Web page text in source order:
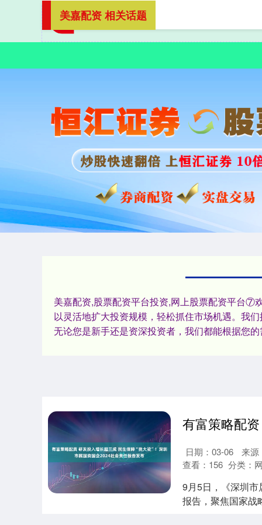
美嘉配资,股票配资平台投资,网上股票配资平台⑦
以灵活地扩大投资规模，轻松抓住市场机遇。我
无论您是新手还是资深投资者，我们都能根据您
美嘉配资 相关话题
日期：03-06
来源
查看： 156 分类：
9月5日，《深圳
报告，聚焦国家战